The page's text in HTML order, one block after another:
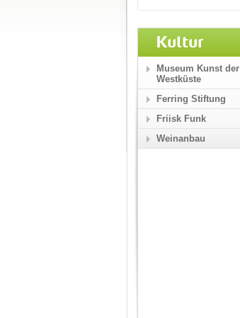
Kultur
Museum Kunst der
Westküste
Ferring Stiftung
Friisk Funk
Weinanbau